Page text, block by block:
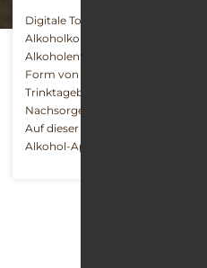
Digitale Tools können Menschen
Alkoholkonsum bewusster zu
Alkoholentzug abstinent zu
Form von Chats bieten. Die
Trinktagebüchern (Tracking-
Nachsorgeprogramme bis zu
Auf dieser Seite finden Sie einen
Alkohol-Apps mit Link zum Play